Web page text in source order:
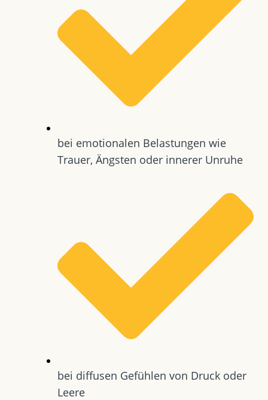
bei emotionalen Belastungen wie
Trauer, Ängsten oder innerer Unruhe
bei diffusen Gefühlen von Druck oder
Leere